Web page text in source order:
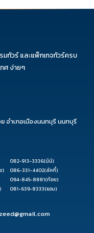
05-
07-11
28-
02
29-
มทัวร์ และแพ็กเกจทัวร์ครบ
ศ ง่ายๆ
อำเภอเมืองนนทบุรี นนทบุรี
082-913-3336(นินิ)
) 086-331-4402(ลัคกี้)
094-845-8881(ก้อย)
081-639-8333(แอม)